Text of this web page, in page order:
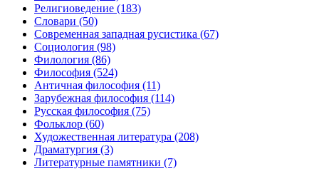
Религиоведение (183)
Словари (50)
Современная западная русистика (67)
Социология (98)
Филология (86)
Философия (524)
Античная философия (11)
Зарубежная философия (114)
Русская философия (75)
Фольклор (60)
Художественная литература (208)
Драматургия (3)
Литературные памятники (7)